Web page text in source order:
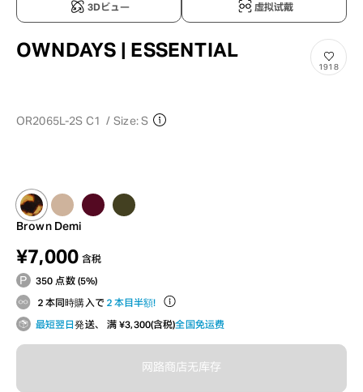
3Dビュー 虚拟试戴
OWNDAYS | ESSENTIAL
OR2065L-2S C1 / Size: S
1918
Brown Demi
¥7,000 含税
350 点数 (5%)
２本同時購入で ２本目半額！
最短翌日発送、 满 ¥3,300(含税)全国免运费
网路商店无库存